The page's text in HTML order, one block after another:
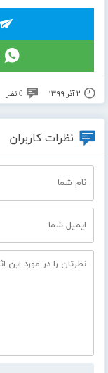
۲ آذر ۱۳۹۹ 0 نظر
نظرات کاربران